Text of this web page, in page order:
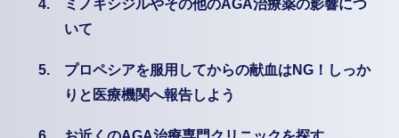
4.
ミノキシジルやその他のAGA治療薬の影響につ
いて
5.
プロペシアを服用してからの献血はNG！しっか
りと医療機関へ報告しよう